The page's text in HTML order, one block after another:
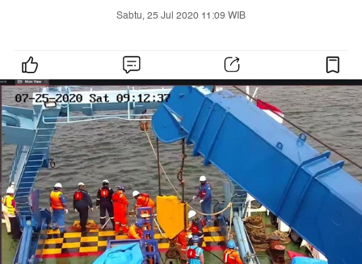
Sabtu, 25 Jul 2020 11:09 WIB